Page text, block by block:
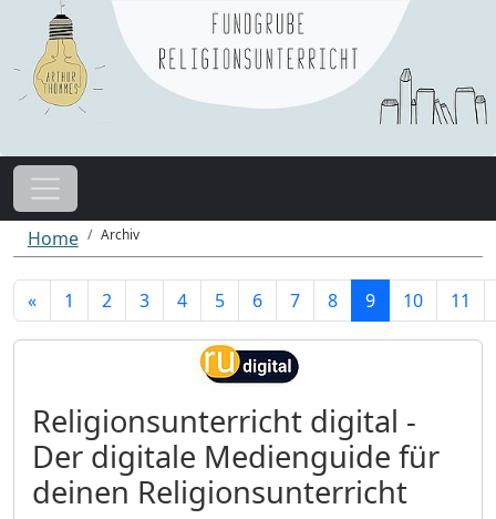
Home Archiv
« 1 2 3 4 5 6 7 8 9 10 11
Religionsunterricht digital -
Der digitale Medienguide für
deinen Religionsunterricht